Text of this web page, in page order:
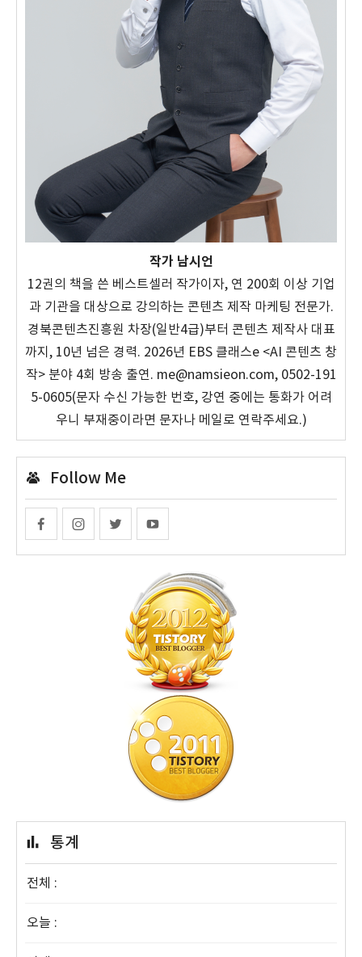
작가 남시언
12권의 책을 쓴 베스트셀러 작가이자, 연 200회 이상 기업
과 기관을 대상으로 강의하는 콘텐츠 제작 마케팅 전문가.
경북콘텐츠진흥원 차장(일반4급)부터 콘텐츠 제작사 대표
까지, 10년 넘은 경력. 2026년 EBS 클래스e <AI 콘텐츠 창
작> 분야 4회 방송 출연. me@namsieon.com, 0502-191
5-0605(문자 수신 가능한 번호, 강연 중에는 통화가 어려
우니 부재중이라면 문자나 메일로 연락주세요.)
Follow Me
통계
전체 :
오늘 :